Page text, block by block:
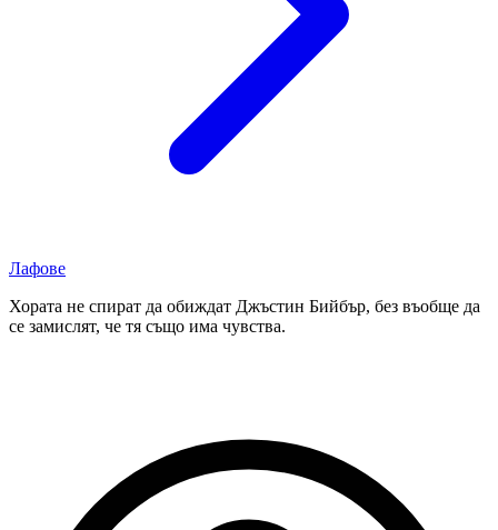
Лафове
Хората не спират да обиждат Джъстин Бийбър, без въобще да
се замислят, че тя също има чувства.